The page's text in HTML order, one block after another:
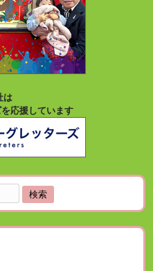
は
応援しています